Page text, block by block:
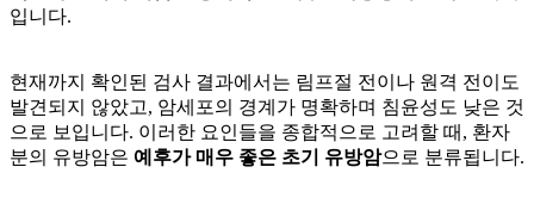
입니다.
현재까지 확인된 검사 결과에서는 림프절 전이나 원격 전이도
발견되지 않았고, 암세포의 경계가 명확하며 침윤성도 낮은 것
으로 보입니다. 이러한 요인들을 종합적으로 고려할 때, 환자
분의 유방암은 예후가 매우 좋은 초기 유방암으로 분류됩니다.